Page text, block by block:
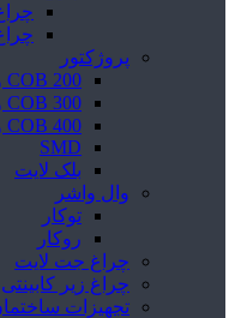
پروژکتور
COB 200 وات
COB 300 وات
COB 400 وات
SMD
بلک لایت
وال واشر
توکار
روکار
چراغ جت لایت
چراغ زیر کابینتی
تجهیزات